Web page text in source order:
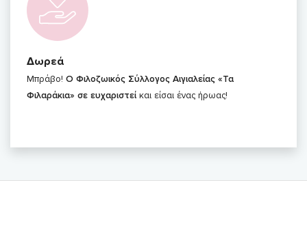
Δωρεά
Μπράβο! Ο Φιλοζωικός Σύλλογος Αιγιαλείας «Τα
Φιλαράκια» σε ευχαριστεί και είσαι ένας ήρωας!